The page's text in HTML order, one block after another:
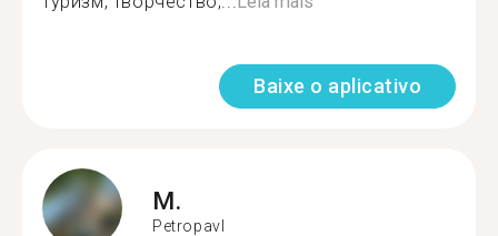
Baixe o aplicativo
M.
Petropavl